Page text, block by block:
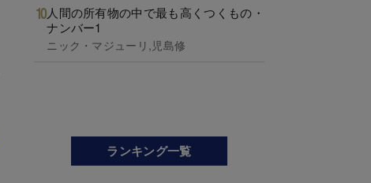
人間の所有物の中で最も高くつくもの・
ナンバー1
ニック・マジューリ,児島修
ランキング一覧